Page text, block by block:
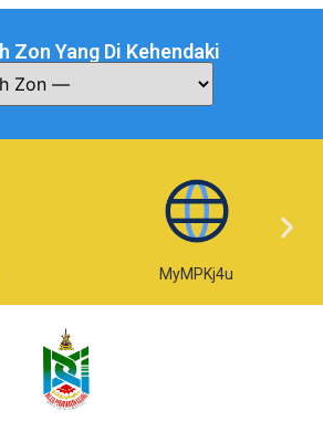
Zon Yang Di Kehendaki
MyMPKj4u